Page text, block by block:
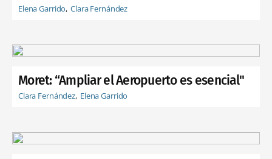
Elena Garrido Clara Fernández
Moret: “Ampliar el Aeropuerto es esencial"
Clara Fernández Elena Garrido